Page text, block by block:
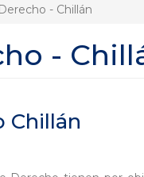
Derecho - Chillán
-
Chillán